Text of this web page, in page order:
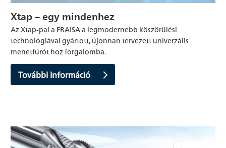
Xtap – egy mindenhez
Az Xtap-pal a FRAISA a legmodernebb köszörülési
technológiával gyártott, újonnan tervezett univerzális
menetfúrót hoz forgalomba.
További információ